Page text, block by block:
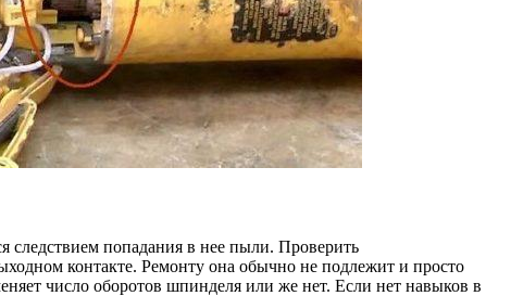
следствием попадания в нее пыли. Проверить
контакте. Ремонту она обычно не подлежит и просто
число оборотов шпинделя или же нет. Если нет навыков в